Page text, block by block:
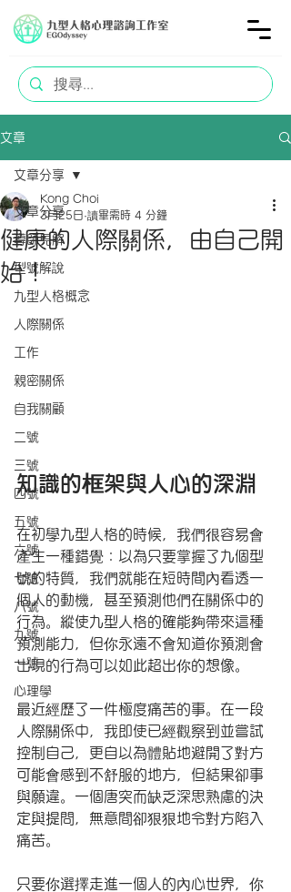
文章
文章分享
導師見解
型號解說
九型人格概念
人際關係
工作
親密關係
自我關顧
二號
三號
四號
五號
六號
七號
八號
九號
一號
心理學
文章分享
健康的人際關係，由自己開
始！
Kong Choi
3月25日 讀畢需時 4 分鐘
知識的框架與人心的深淵
在初學九型人格的時候，我們很容易會
產生一種錯覺：以為只要掌握了九個型
號的特質，我們就能在短時間內看透一
個人的動機，甚至預測他們在關係中的
行為。縱使九型人格的確能夠帶來這種
預測能力，但你永遠不會知道你預測會
出現的行為可以如此超出你的想像。
最近經歷了一件極度痛苦的事。在一段
人際關係中，我即使已經觀察到並嘗試
控制自己，更自以為體貼地避開了對方
可能會感到不舒服的地方，但結果卻事
與願違。一個唐突而缺乏深思熟慮的決
定與提問，無意間卻狠狠地令對方陷入
痛苦。
只要你選擇走進一個人的內心世界，你